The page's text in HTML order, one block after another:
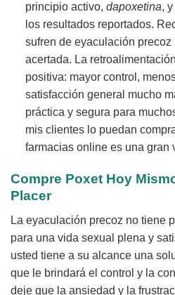
principio activo, dapoxetina,
los resultados reportados.
sufren de eyaculación
acertada. La
positiva: mayor control,
satisfacción general mucho
práctica y segura para
mis clientes lo puedan
farmacias online es una gran
Compre Poxet Hoy
Placer
La eyaculación precoz no tiene
para una vida sexual plena y
usted tiene a su alcance una
que le brindará el control y la
deje que la ansiedad y la